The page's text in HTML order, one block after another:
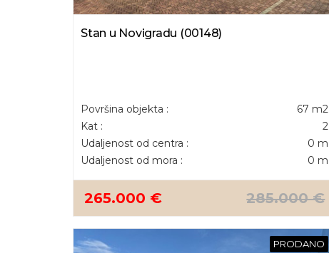
Stan u Novigradu (00148)
Površina objekta :
67 m2
Kat :
2
Udaljenost od centra :
0 m
Udaljenost od mora :
0 m
265.000 € 285.000 €
PRODANO